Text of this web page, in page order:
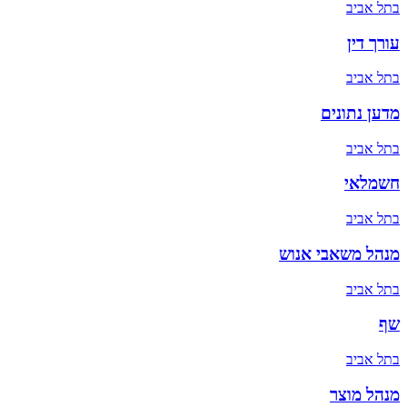
בתל אביב
עורך דין
בתל אביב
מדען נתונים
בתל אביב
חשמלאי
בתל אביב
מנהל משאבי אנוש
בתל אביב
שף
בתל אביב
מנהל מוצר